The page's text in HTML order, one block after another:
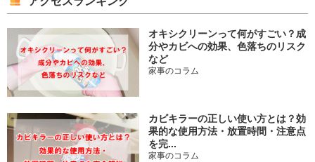
オキシクリーンって何がすごい？成
分やカビへの効果、色落ちのリスク
など
家事のコラム
カビキラーの正しい使い方とは？効
果的な使用方法・放置時間・注意点
を完...
家事のコラム